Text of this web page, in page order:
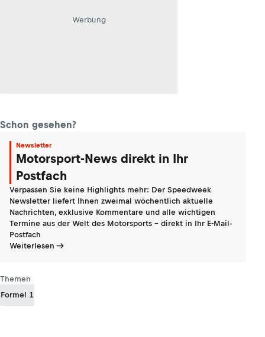
Werbung
Schon gesehen?
Newsletter
Motorsport-News direkt in Ihr
Postfach
Verpassen Sie keine Highlights mehr: Der Speedweek
Newsletter liefert Ihnen zweimal wöchentlich aktuelle
Nachrichten, exklusive Kommentare und alle wichtigen
Termine aus der Welt des Motorsports - direkt in Ihr E-Mail-
Postfach
Weiterlesen
Themen
Formel 1